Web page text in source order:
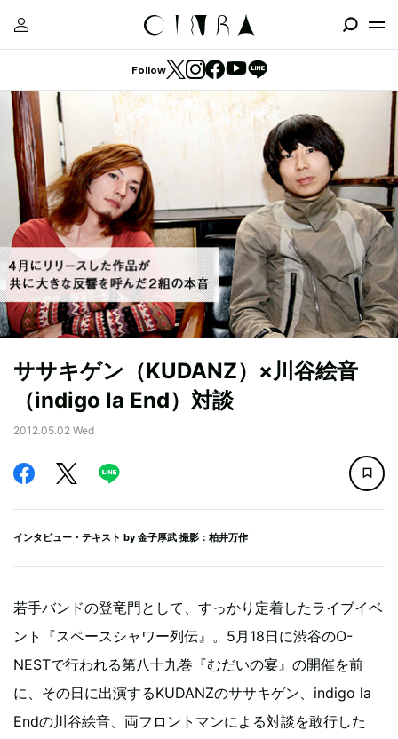
Follow
ササキゲン（KUDANZ）×川谷絵音
（indigo la End）対談
2012.05.02 Wed
インタビュー・テキスト by 金子厚武 撮影：柏井万作
若手バンドの登竜門として、すっかり定着したライブイベ
ント『スペースシャワー列伝』。5月18日に渋谷のO-
NESTで行われる第八十九巻『むだいの宴』の開催を前
に、その日に出演するKUDANZのササキゲン、indigo la
Endの川谷絵音、両フロントマンによる対談を敢行した